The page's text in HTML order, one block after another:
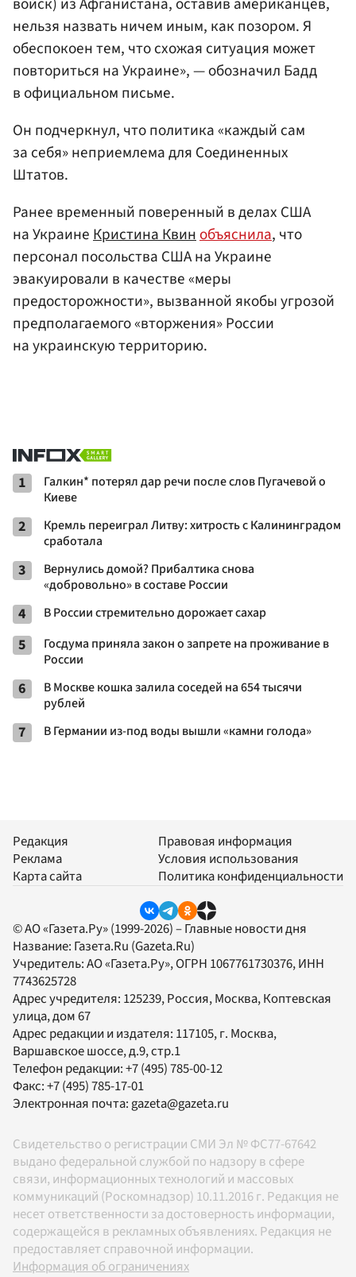
нельзя назвать ничем иным, как позором. Я
обеспокоен тем, что схожая ситуация может
повториться на Украине», — обозначил Бадд
в официальном письме.
Он подчеркнул, что политика «каждый сам
за себя» неприемлема для Соединенных
Штатов.
Ранее временный поверенный в делах США
на УкраинеКристина Квинобъяснила, что
персонал посольства США на Украине
эвакуировали в качестве «меры
предосторожности», вызванной якобы угрозой
предполагаемого «вторжения» России
на украинскую территорию.
1
Галкин* потерял дар речи после слов Пугачевой о
Киеве
2
Кремль переиграл Литву: хитрость с Калининградом
сработала
3
Вернулись домой? Прибалтика снова
«добровольно» в составе России
4 В России стремительно дорожает сахар
5
Госдума приняла закон о запрете на проживание в
России
6
В Москве кошка залила соседей на 654 тысячи
рублей
7 В Германии из-под воды вышли «камни голода»
Редакция
Реклама
Карта сайта
Правовая информация
Условия использования
Политика конфиденциальности
© АО «Газета.Ру» (1999-2026) – Главные новости дня
Название: Газета.Ru (Gazeta.Ru)
Учредитель:АО «Газета.Ру», ОГРН 1067761730376, ИНН
7743625728
Адрес учредителя: 125239, Россия, Москва, Коптевская
улица, дом 67
Адрес редакции и издателя: 117105, г. Москва,
Варшавское шоссе, д.9, стр.1
Телефон редакции:+7 (495) 785-00-12
Факс:+7 (495) 785-17-01
Электронная почта:gazeta@gazeta.ru
Свидетельство о регистрации СМИ Эл № ФС77-67642
выдано федеральной службой по надзору в сфере
связи, информационных технологий и массовых
коммуникаций (Роскомнадзор) 10.11.2016 г. Редакция не
несет ответственности за достоверность информации,
содержащейся в рекламных объявлениях. Редакция не
предоставляет справочной информации.
Информация об ограничениях